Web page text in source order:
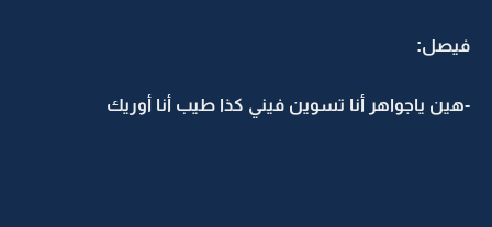
فيصل:
-هين ياجواهر أنا تسوين فيني كذا طيب أنا أوريك